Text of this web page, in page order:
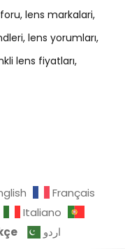
lens markalari
lens yorumları
lens fiyatları
Français
Italiano
اردو